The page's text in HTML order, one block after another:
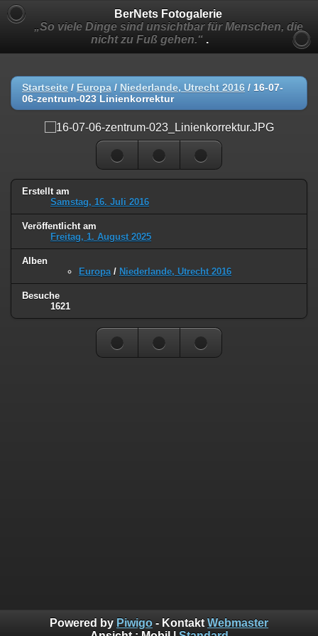
BerNets Fotogalerie
„So viele Dinge sind unsichtbar für Menschen, die
nicht zu Fuß gehen.“ .
Startseite / Europa / Niederlande, Utrecht 2016 / 16-07-
06-zentrum-023 Linienkorrektur
Erstellt am
Samstag, 16. Juli 2016
Veröffentlicht am
Freitag, 1. August 2025
Alben
Europa / Niederlande, Utrecht 2016
Besuche
1621
Powered by Piwigo - Kontakt Webmaster